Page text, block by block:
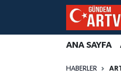
ANA SAYFA
HABERLER